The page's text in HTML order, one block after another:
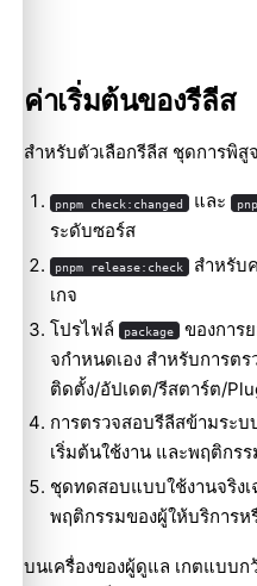
ค่าเริ่มต้นของรีลีส
สำหรับตัวเลือกรีลีส ชุดการพิสู
pnpm check:changed และ
ระดับซอร์ส
pnpm release:check
สำหรับ
เกจ
โปรไฟล์
package
ของการ
จกำหนดเอง สำหรับการต
ติดตั้ง/อัปเดต/รีสตาร์ต/
การตรวจสอบรีลีสข้ามระ
เริ่มต้นใช้งาน และพฤติกร
ชุดทดสอบแบบใช้งานจริง
พฤติกรรมของผู้ให้บริการห
บนเครื่องของผู้ดูแล เกตแบบ